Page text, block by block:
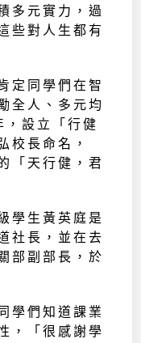
多元實力，過
些對人生都有
定同學們在智
全人、多元均
，設立「行健
校長命名，
「天行健，君
學生黃英庭是
社長，並在去
部副部長，於
學們知道課業
，「很感謝學